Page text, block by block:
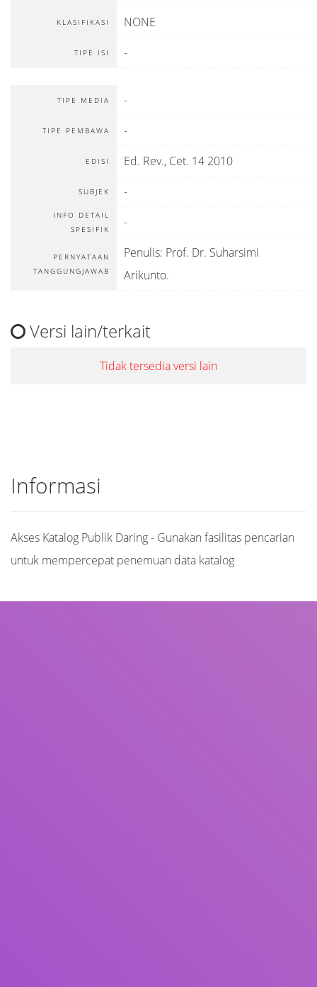
KLASIFIKASI NONE
TIPE ISI -
TIPE MEDIA -
TIPE PEMBAWA -
EDISI Ed. Rev., Cet. 14 2010
SUBJEK -
INFO DETAIL
SPESIFIK
-
PERNYATAAN
TANGGUNGJAWAB
Penulis: Prof. Dr. Suharsimi
Arikunto.
Versi lain/terkait
Tidak tersedia versi lain
Informasi
Akses Katalog Publik Daring - Gunakan fasilitas pencarian
untuk mempercepat penemuan data katalog